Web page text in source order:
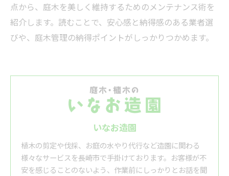
点から、庭木を美しく維持するためのメンテナンス術を
紹介します。読むことで、安心感と納得感のある業者選
びや、庭木管理の納得ポイントがしっかりつかめます。
いなお造園
植木の剪定や伐採、お庭の水やり代行など造園に関わる
様々なサービスを長崎市で手掛けております。お客様が不
安を感じることのないよう、作業前にしっかりとお話を聞